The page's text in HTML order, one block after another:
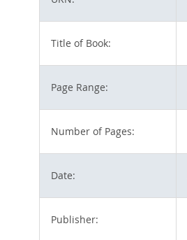
Title of Book:
Page Range:
Number of Pages:
Date:
Publisher: